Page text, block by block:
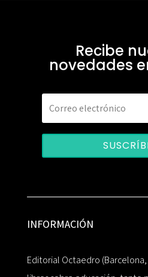
Recibe
novedades
INFORMACIÓN
Editorial Octaedro